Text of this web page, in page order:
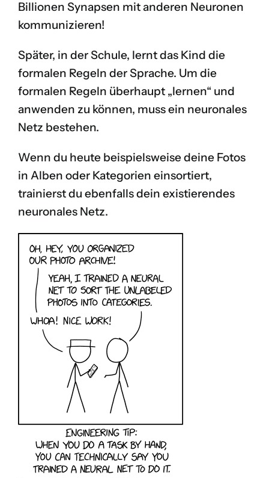
Billionen Synapsen mit anderen Neuronen
kommunizieren!
Später, in der Schule, lernt das Kind die
formalen Regeln der Sprache. Um die
formalen Regeln überhaupt „lernen“ und
anwenden zu können, muss ein neuronales
Netz bestehen.
Wenn du heute beispielsweise deine Fotos
in Alben oder Kategorien einsortiert,
trainierst du ebenfalls dein existierendes
neuronales Netz.